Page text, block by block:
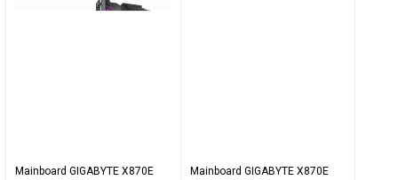
Mainboard GIGABYTE X870E
Mainboard GIGABYTE X870E